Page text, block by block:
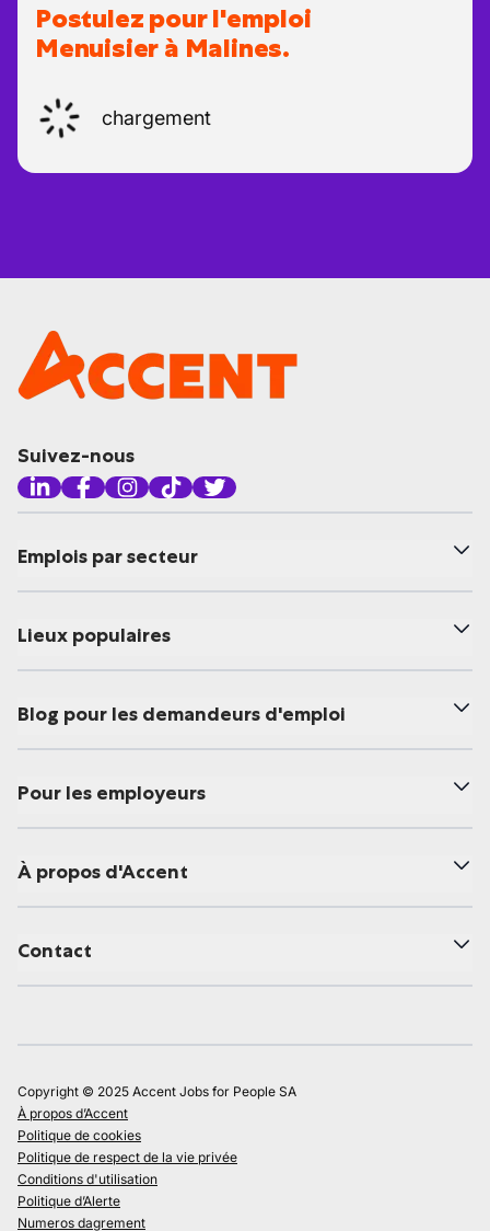
Postulez pour l'emploi
Menuisier à Malines.
chargement
Suivez-nous
Emplois par secteur
Lieux populaires
Blog pour les demandeurs d'emploi
Pour les employeurs
À propos d'Accent
Contact
Copyright © 2025 Accent Jobs for People SA
À propos d’Accent
Politique de cookies
Politique de respect de la vie privée
Conditions d'utilisation
Politique d’Alerte
Numeros dagrement